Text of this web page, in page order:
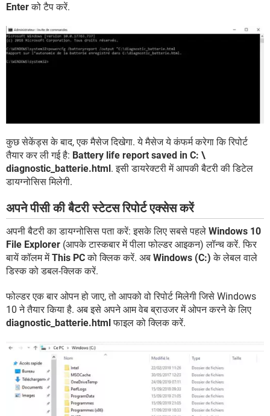
Enterको टैप करें.
कुछ सेकेंड्स के बाद, एक मैसेज दिखेगा. ये मैसेज ये कंफर्म करेगा कि रिपोर्ट
तैयार कर ली गई है: Battery life report saved in C: \
diagnostic_batterie.html. इसी डायरेक्टरी में आपकी बैटरी की डिटेल
डायग्नोसिस मिलेगी.
अपने पीसी की बैटरी स्टेटस रिपोर्ट एक्सेस करें
अपनी बैटरी का डायग्नोसिस पता करें: इसके लिए सबसे पहले Windows 10
File Explorer (आपके टास्कबार में पीला फोल्डर आइकन) लॉन्च करें. फिर
बायें कॉलम मेंThis PCको क्लिक करें. अब Windows (C:) के लेबल वाले
डिस्क को डबल-क्लिक करें.
फोल्डर एक बार ओपन हो जाए, तो आपको वो रिपोर्ट मिलेगी जिसे Windows
10 ने तैयार किया है. अब इसे अपने आम वेब ब्राउजर में ओपन करने के लिए
diagnostic_batterie.htmlफाइल को क्लिक करें.